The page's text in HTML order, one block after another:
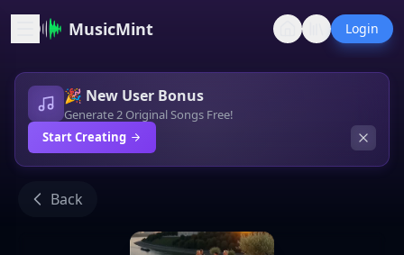
MusicMint Login
🎉 New User Bonus
Generate 2 Original Songs Free!
Start Creating
Back